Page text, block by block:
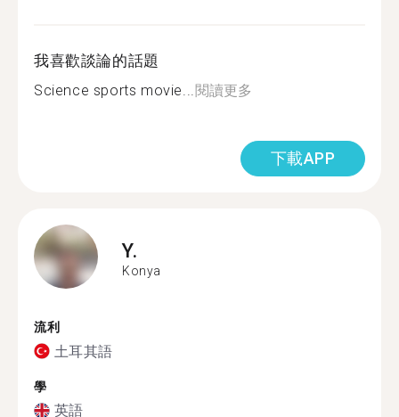
我喜歡談論的話題
Science sports movie...閱讀更多
下載APP
Y.
Konya
流利
土耳其語
學
英語